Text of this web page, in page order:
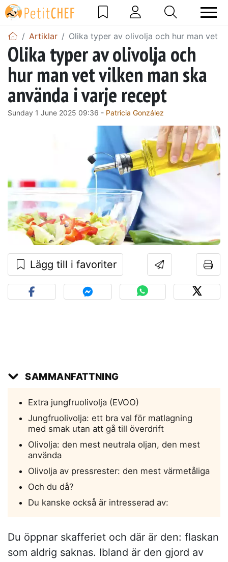
Artiklar Olika typer av olivolja och hur man vet
Olika typer av olivolja och
hur man vet vilken man ska
använda i varje recept
Sunday 1 June 2025 09:36 - Patricia González
Lägg till i favoriter
SAMMANFATTNING
Extra jungfruolivolja (EVOO)
Jungfruolivolja: ett bra val för matlagning
med smak utan att gå till överdrift
Olivolja: den mest neutrala oljan, den mest
använda
Olivolja av pressrester: den mest värmetåliga
Och du då?
Du kanske också är intresserad av:
Du öppnar skafferiet och där är den: flaskan
som aldrig saknas. Ibland är den gjord av